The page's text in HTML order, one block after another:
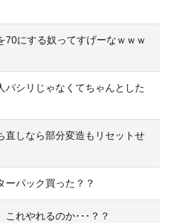
70にする奴ってすげーなｗｗｗ
パシリじゃなくてちゃんとした
直しなら部分変造もリセットせ
ーパック買った？？
これやれるのか･･･？？